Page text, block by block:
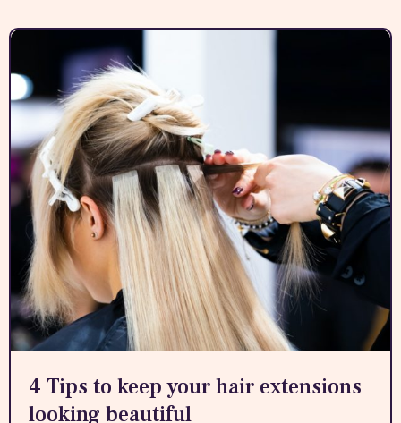
4 Tips to keep your hair extensions
looking beautiful